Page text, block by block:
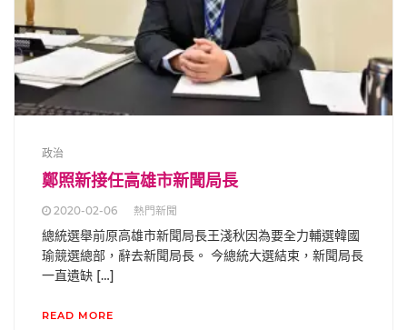
政治
鄭照新接任高雄市新聞局長
2020-02-06 熱門新聞
總統選舉前原高雄市新聞局長王淺秋因為要全力輔選韓國
瑜競選總部，辭去新聞局長。 今總統大選結束，新聞局長
一直遺缺 […]
READ MORE